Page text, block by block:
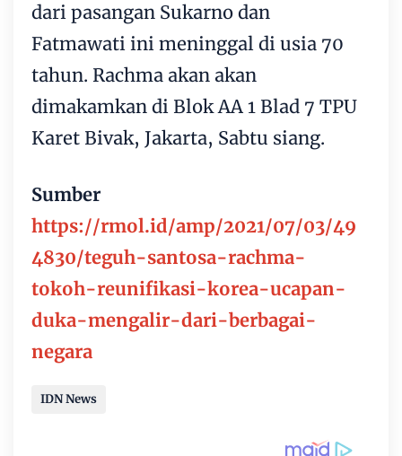
dari pasangan Sukarno dan
Fatmawati ini meninggal di usia 70
tahun. Rachma akan akan
dimakamkan di Blok AA 1 Blad 7 TPU
Karet Bivak, Jakarta, Sabtu siang.
Sumber
https://rmol.id/amp/2021/07/03/49
4830/teguh-santosa-rachma-
tokoh-reunifikasi-korea-ucapan-
duka-mengalir-dari-berbagai-
negara
IDN News